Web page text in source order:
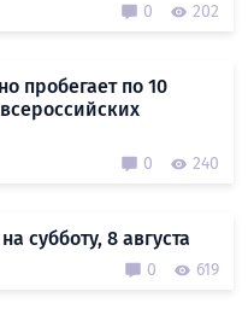
0 202
пробегает по 10
0 240
субботу, 8 августа
0 619